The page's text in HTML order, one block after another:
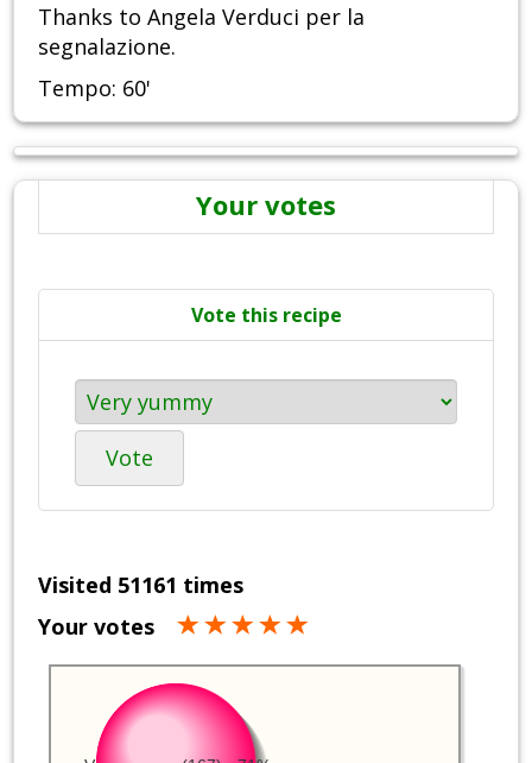
Thanks to Angela Verduci per la
segnalazione.
Tempo: 60'
Your votes
Vote this recipe
Vote
Visited 51161 times
Your votes